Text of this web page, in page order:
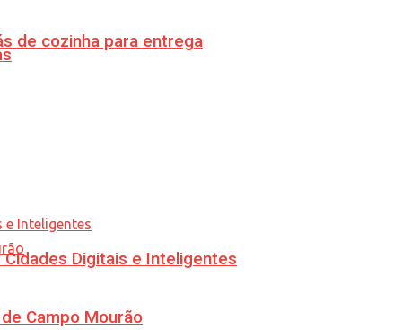
de cozinha para entrega
Campo Mourão
Digitais e Inteligentes